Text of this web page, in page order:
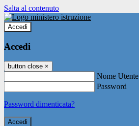
Salta al contenuto
Accedi
Accedi
button close ×
Nome Utente
Password
Password dimenticata?